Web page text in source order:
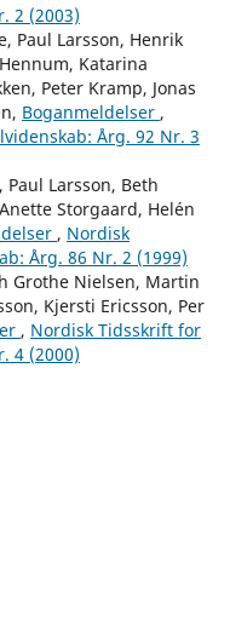
2 (2003)
Paul Larsson, Henrik
Katarina
Peter Kramp, Jonas
Boganmeldelser ,
Årg. 92 Nr. 3
Larsson, Beth
Storgaard, Helén
, Nordisk
Årg. 86 Nr. 2 (1999)
Grothe Nielsen, Martin
Kjersti Ericsson, Per
, Nordisk Tidsskrift for
4 (2000)